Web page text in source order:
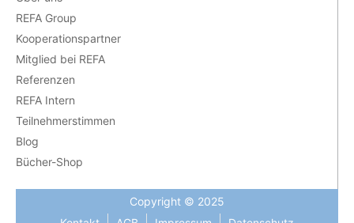
REFA Group
Kooperationspartner
Mitglied bei REFA
Referenzen
REFA Intern
Teilnehmerstimmen
Blog
Bücher-Shop
Copyright © 2025